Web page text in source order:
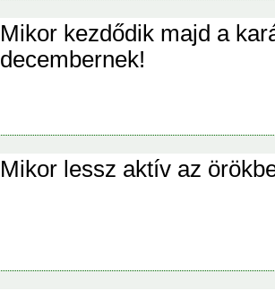
Mikor kezdődik majd a
decembernek!
Mikor lessz aktív az